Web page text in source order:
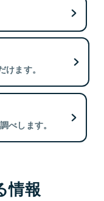
ます。
べします。
情報